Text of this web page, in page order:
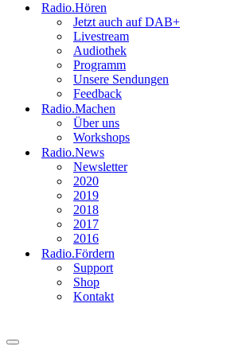
Radio.Hören
Jetzt auch auf DAB+
Livestream
Audiothek
Programm
Unsere Sendungen
Feedback
Radio.Machen
Über uns
Workshops
Radio.News
Newsletter
2020
2019
2018
2017
2016
Radio.Fördern
Support
Shop
Kontakt
Navigationsmenü